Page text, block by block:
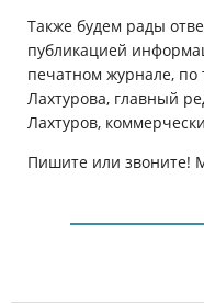
Также будем рады
публикацией
печатном журнале, по
Лахтурова, главный
Лахтуров,
Пишите или звоните!